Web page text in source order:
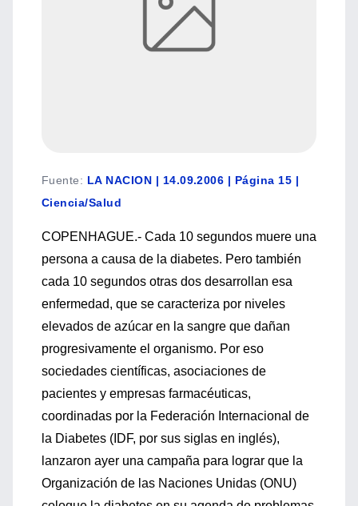
Fuente: LA NACION | 14.09.2006 | Página 15 |
Ciencia/Salud
COPENHAGUE.- Cada 10 segundos muere una
persona a causa de la diabetes. Pero también
cada 10 segundos otras dos desarrollan esa
enfermedad, que se caracteriza por niveles
elevados de azúcar en la sangre que dañan
progresivamente el organismo. Por eso
sociedades científicas, asociaciones de
pacientes y empresas farmacéuticas,
coordinadas por la Federación Internacional de
la Diabetes (IDF, por sus siglas en inglés),
lanzaron ayer una campaña para lograr que la
Organización de las Naciones Unidas (ONU)